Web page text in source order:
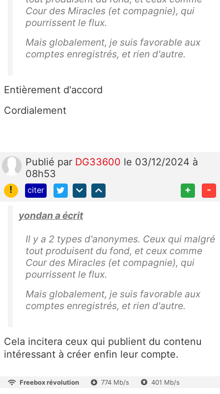
Cour des Miracles (et compagnie), qui
pourrissent le flux.
Mais globalement, je suis favorable aux
comptes enregistrés, et rien d'autre.
Entièrement d'accord
Cordialement
Publié par DG33600 le 03/12/2024 à
08h53
!
citer + -
yondan a écrit
Il y a 2 types d'anonymes. Ceux qui malgré
tout produisent du fond, et ceux comme
Cour des Miracles (et compagnie), qui
pourrissent le flux.
Mais globalement, je suis favorable aux
comptes enregistrés, et rien d'autre.
Cela incitera ceux qui publient du contenu
intéressant à créer enfin leur compte.
Freebox révolution 774 Mb/s 401 Mb/s